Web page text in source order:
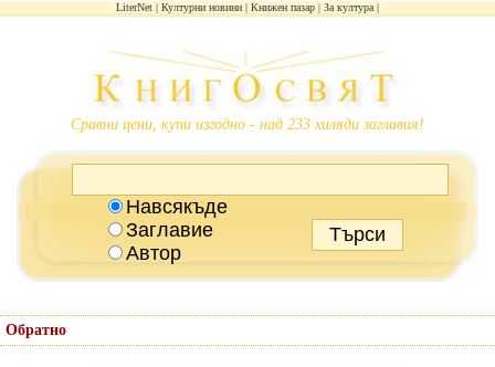
LiterNet Културни новини Книжен пазар За култура
Сравни цени, купи изгодно - над 233 хиляди заглавия!
Навсякъде
Заглавие
Автор
Обратно